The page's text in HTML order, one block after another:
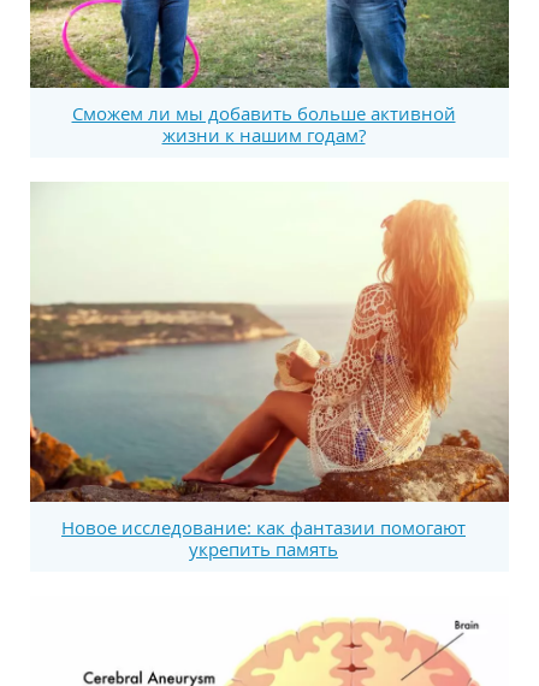
Сможем ли мы добавить больше активной
жизни к нашим годам?
Новое исследование: как фантазии помогают
укрепить память